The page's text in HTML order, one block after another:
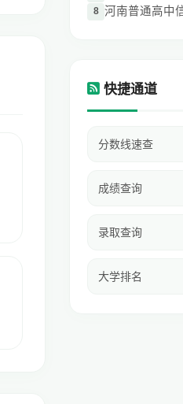
8
快捷通道
分数线速查
成绩查询
录取查询
大学排名